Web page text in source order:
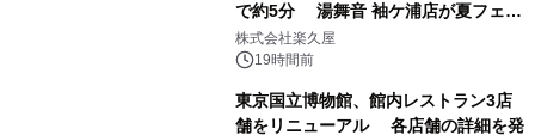
で約5分 湯舞音 袖ケ浦店が夏フェア
メニューを提供
株式会社楽久屋
19時間前
東京国立博物館、館内レストラン3店
舗をリニューアル 各店舗の詳細を発